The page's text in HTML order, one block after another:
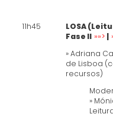
11h45
LOSA
Fase II »»> |
» Adriana
de Lisboa
recursos)
»